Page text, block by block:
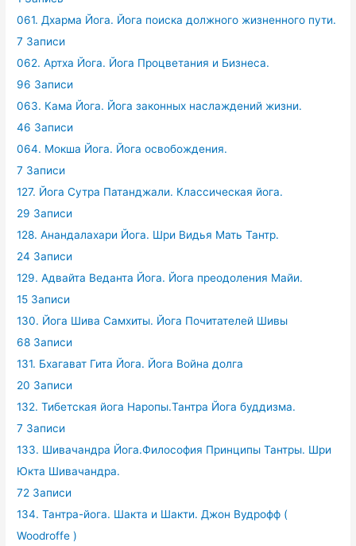
061. Дхарма Йога. Йога поиска должного жизненного пути.
7 Записи
062. Артха Йога. Йога Процветания и Бизнеса.
96 Записи
063. Кама Йога. Йога законных наслаждений жизни.
46 Записи
064. Мокша Йога. Йога освобождения.
7 Записи
127. Йога Сутра Патанджали. Классическая йога.
29 Записи
128. Анандалахари Йога. Шри Видья Мать Тантр.
24 Записи
129. Адвайта Веданта Йога. Йога преодоления Майи.
15 Записи
130. Йога Шива Самхиты. Йога Почитателей Шивы
68 Записи
131. Бхагават Гита Йога. Йога Война долга
20 Записи
132. Тибетская йога Наропы.Тантра Йога буддизма.
7 Записи
133. Шивачандра Йога.Философия Принципы Тантры. Шри
Юкта Шивачандра.
72 Записи
134. Тантра-йога. Шакта и Шакти. Джон Вудрофф (
Woodroffe )